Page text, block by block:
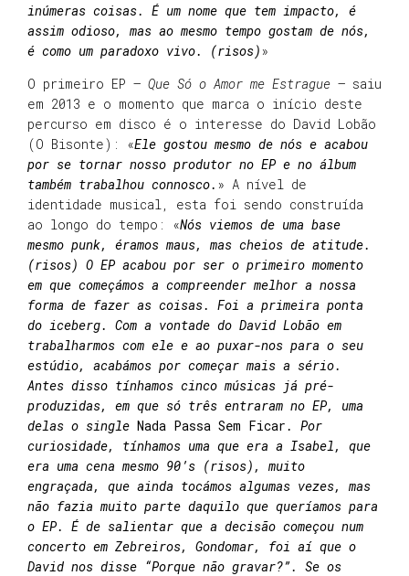
inúmeras coisas. É um nome que tem impacto, é
assim odioso, mas ao mesmo tempo gostam de nós,
é como um paradoxo vivo. (risos) »
O primeiro EP – Que Só o Amor me Estrague – saiu
em 2013 e o momento que marca o início deste
percurso em disco é o interesse do David Lobão
(O Bisonte): «Ele gostou mesmo de nós e acabou
por se tornar nosso produtor no EP e no álbum
também trabalhou connosco. » A nível de
identidade musical, esta foi sendo construída
ao longo do tempo: «Nós viemos de uma base
mesmo punk, éramos maus, mas cheios de atitude.
(risos) O EP acabou por ser o primeiro momento
em que começámos a compreender melhor a nossa
forma de fazer as coisas. Foi a primeira ponta
do iceberg. Com a vontade do David Lobão em
trabalharmos com ele e ao puxar-nos para o seu
estúdio, acabámos por começar mais a sério.
Antes disso tínhamos cinco músicas já pré-
produzidas, em que só três entraram no EP, uma
delas o single Nada Passa Sem Ficar. Por
curiosidade, tínhamos uma que era a Isabel, que
era uma cena mesmo 90’s (risos), muito
engraçada, que ainda tocámos algumas vezes, mas
não fazia muito parte daquilo que queríamos para
o EP. É de salientar que a decisão começou num
concerto em Zebreiros, Gondomar, foi aí que o
David nos disse “Porque não gravar?”. Se os